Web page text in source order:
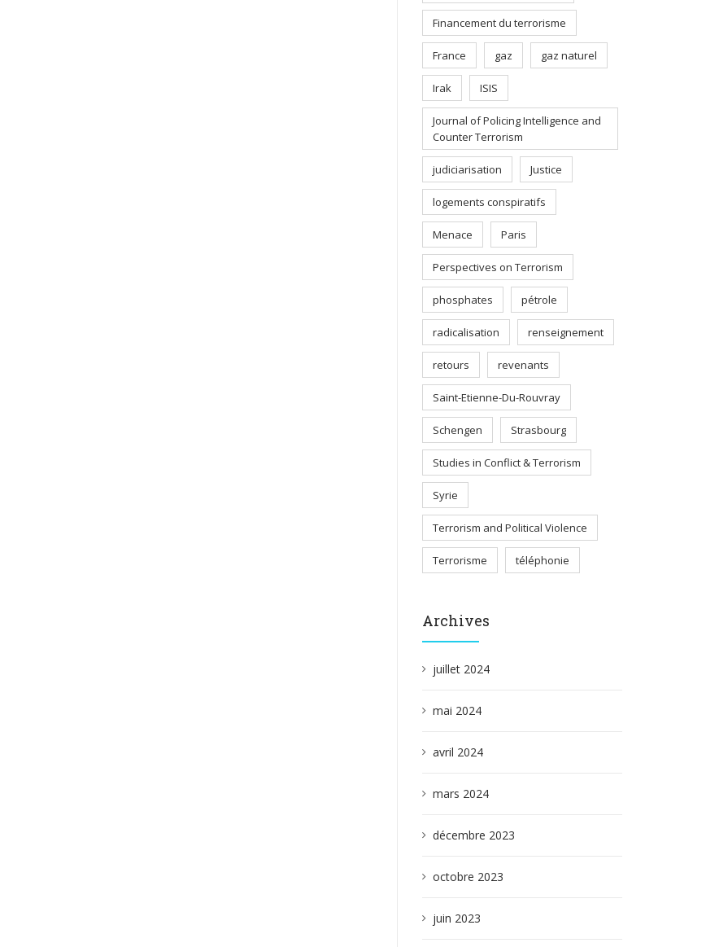
Financement du terrorisme
France gaz gaz naturel
Irak ISIS
Journal of Policing Intelligence and
Counter Terrorism
judiciarisation Justice
logements conspiratifs
Menace Paris
Perspectives on Terrorism
phosphates pétrole
radicalisation renseignement
retours revenants
Saint-Etienne-Du-Rouvray
Schengen Strasbourg
Studies in Conflict & Terrorism
Syrie
Terrorism and Political Violence
Terrorisme téléphonie
Archives
juillet 2024
mai 2024
avril 2024
mars 2024
décembre 2023
octobre 2023
juin 2023